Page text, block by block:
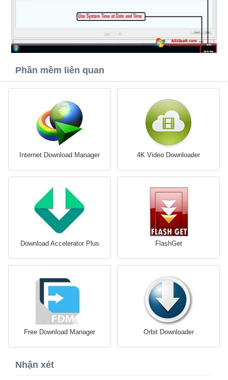
Phần mềm liên quan
Internet Download Manager 4K Video Downloader
Download Accelerator Plus FlashGet
Free Download Manager Orbit Downloader
Nhận xét